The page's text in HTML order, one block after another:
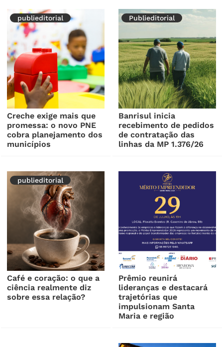
publieditorial
Creche exige mais que
promessa: o novo PNE
cobra planejamento dos
municípios
Publieditorial
Banrisul inicia
recebimento de pedidos
de contratação das
linhas da MP 1.376/26
publieditorial
Café e coração: o que a
ciência realmente diz
sobre essa relação?
Prêmio​ reunirá
lideranças e destacará
trajetórias que
impulsionam Santa
Maria e região